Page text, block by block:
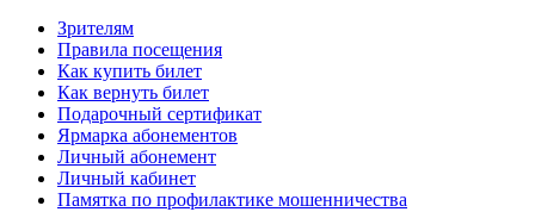
Зрителям
Правила посещения
Как купить билет
Как вернуть билет
Подарочный сертификат
Ярмарка абонементов
Личный абонемент
Личный кабинет
Памятка по профилактике мошенничества